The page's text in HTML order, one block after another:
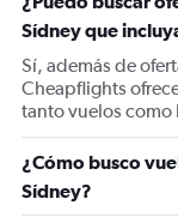
Y
axis
displaying
values.
Range:
0
1800.
Sídney que
Sí, además de
Cheapflights
tanto vuelos como
¿Cómo busco
Sídney?